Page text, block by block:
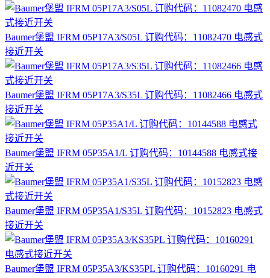
Baumer堡盟 IFRM 05P17A3/S05L 订购代码：11082470 电感式
接近开关
Baumer堡盟 IFRM 05P17A3/S35L 订购代码：11082466 电感式
接近开关
Baumer堡盟 IFRM 05P35A1/L 订购代码：10144588 电感式接
近开关
Baumer堡盟 IFRM 05P35A1/S35L 订购代码：10152823 电感式
接近开关
Baumer堡盟 IFRM 05P35A3/KS35PL 订购代码：10160291 电